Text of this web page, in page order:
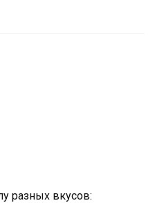
разных вкусов: